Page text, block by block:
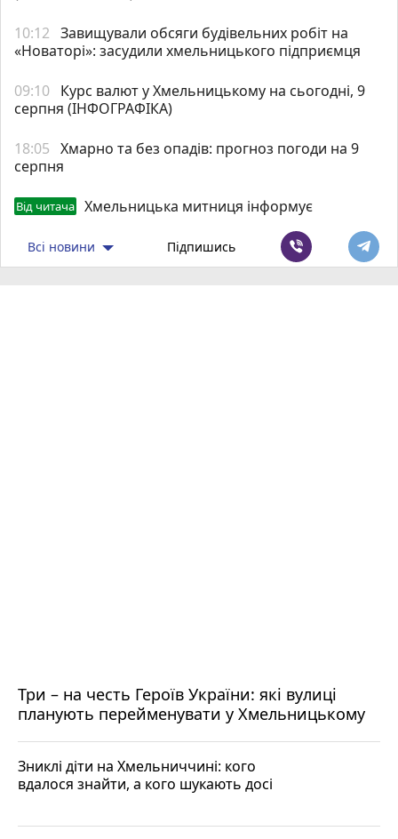
10:12 Завищували обсяги будівельних робіт на
«Новаторі»: засудили хмельницького підприємця
09:10 Курс валют у Хмельницькому на сьогодні, 9
серпня (ІНФОГРАФІКА)
18:05 Хмарно та без опадів: прогноз погоди на 9
серпня
Від читача Хмельницька митниця інформує
Всі новини Підпишись
Три – на честь Героїв України: які вулиці
планують перейменувати у Хмельницькому
Зниклі діти на Хмельниччині: кого
вдалося знайти, а кого шукають досі